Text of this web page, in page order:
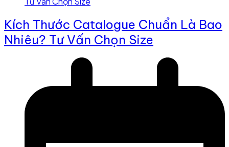
Kích Thước Catalogue Chuẩn Là Bao
Nhiêu? Tư Vấn Chọn Size